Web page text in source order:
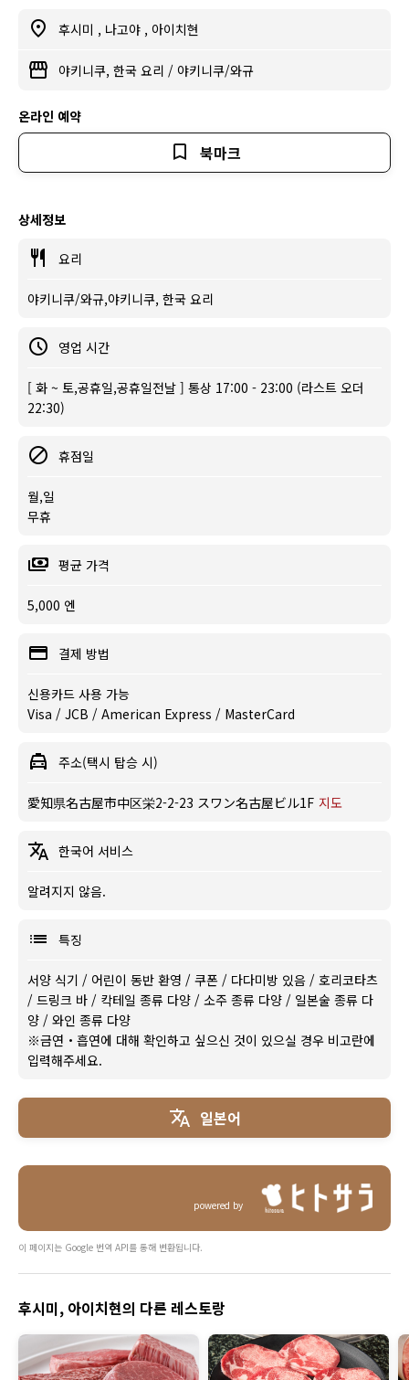
후시미 , 나고야 , 아이치현
야키니쿠, 한국 요리 / 야키니쿠/와규
온라인 예약
북마크
상세정보
요리
야키니쿠/와규,야키니쿠, 한국 요리
영업 시간
[ 화 ~ 토,공휴일,공휴일전날 ] 통상 17:00 - 23:00 (라스트 오더
22:30)
휴점일
월,일
무휴
평균 가격
5,000 엔
결제 방법
신용카드 사용 가능
Visa / JCB / American Express / MasterCard
주소(택시 탑승 시)
愛知県名古屋市中区栄2-2-23 スワン名古屋ビル1F 지도
한국어 서비스
알려지지 않음.
특징
서양 식기 / 어린이 동반 환영 / 쿠폰 / 다다미방 있음 / 호리코타츠
/ 드링크 바 / 칵테일 종류 다양 / 소주 종류 다양 / 일본술 종류 다
양 / 와인 종류 다양
※금연・흡연에 대해 확인하고 싶으신 것이 있으실 경우 비고란에
입력해주세요.
일본어
powered by
이 페이지는 Google 번역 API를 통해 변환됩니다.
후시미, 아이치현의 다른 레스토랑